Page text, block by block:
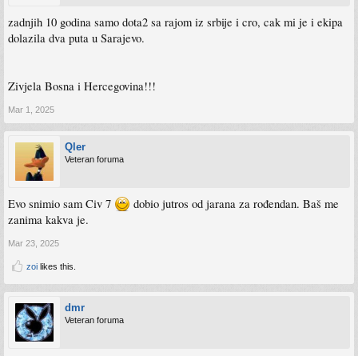
zadnjih 10 godina samo dota2 sa rajom iz srbije i cro, cak mi je i ekipa
dolazila dva puta u Sarajevo.
Zivjela Bosna i Hercegovina!!!
Mar 1, 2025
Qler
Veteran foruma
Evo snimio sam Civ 7
dobio jutros od jarana za rođendan. Baš me
zanima kakva je.
Mar 23, 2025
zoi likes this.
dmr
Veteran foruma